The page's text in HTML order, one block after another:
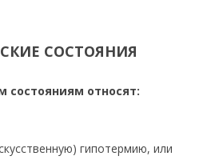
СОСТОЯНИЯ
состояниям относят:
гипотермию, или